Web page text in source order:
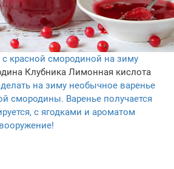
с красной смородиной на зиму
Клубника Лимонная кислота
на зиму необычное варенье
смородины. Варенье получается
с ягодками и ароматом